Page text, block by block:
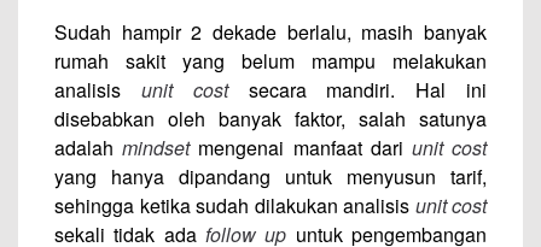
Sudah hampir 2 dekade berlalu, masih banyak
rumah sakit yang belum mampu melakukan
analisis unit costsecara mandiri. Hal ini
disebabkan oleh banyak faktor, salah satunya
adalahmindsetmengenai manfaat dari unit cost
yang hanya dipandang untuk menyusun tarif,
sehingga ketika sudah dilakukan analisis unit cost
sekali tidak ada follow up untuk pengembangan